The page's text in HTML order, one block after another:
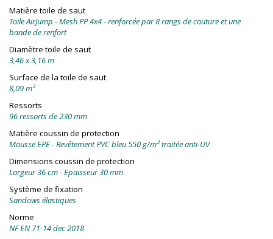
Matière toile de saut
Toile AirJump - Mesh PP 4x4 - renforcée par 8 rangs de couture et une
bande de renfort
Diamètre toile de saut
3,46 x 3,16 m
Surface de la toile de saut
8,09 m²
Ressorts
96 ressorts de 230 mm
Matière coussin de protection
Mousse EPE - Revêtement PVC bleu 550 g/m² traitée anti-UV
Dimensions coussin de protection
Largeur 36 cm - Epaisseur 30 mm
Système de fixation
Sandows élastiques
Norme
NF EN 71-14 dec 2018